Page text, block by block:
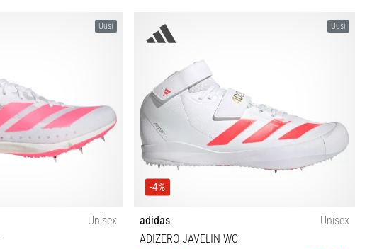
Uusi
Unisex
Uusi
-4%
adidas
Unisex
ADIZERO JAVELIN WC